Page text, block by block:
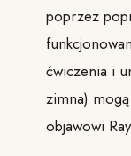
poprzez
ćwiczenia i
zimna)
objawowi